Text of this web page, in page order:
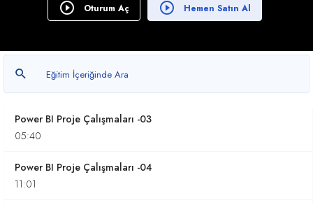
Oturum Aç Hemen Satın Al
Power BI Proje Çalışması -01
Power BI Proje Çalışmaları -02
Power BI Proje Çalışmaları -03
05:40
Power BI Proje Çalışmaları -04
11:01